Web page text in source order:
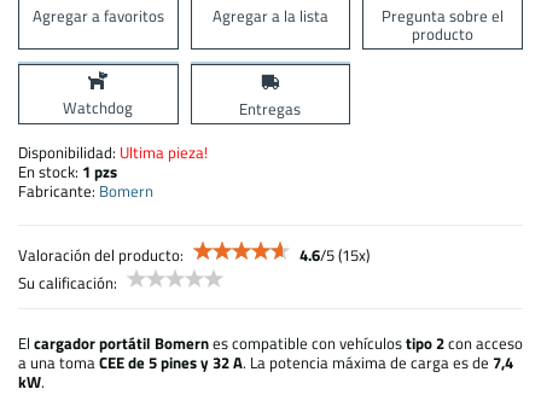
Agregar a favoritos Agregar a la lista Pregunta sobre el
producto
Watchdog
Entregas
Disponibilidad: Ultima pieza!
En stock: 1 pzs
Fabricante: Bomern
Valoración del producto: 4.6/5(15x)
Su calificación:
El cargador portátil Bomernes compatible con vehículostipo 2con acceso
a una tomaCEE de 5 pines y 32 A. La potencia máxima de carga es de 7,4
kW.